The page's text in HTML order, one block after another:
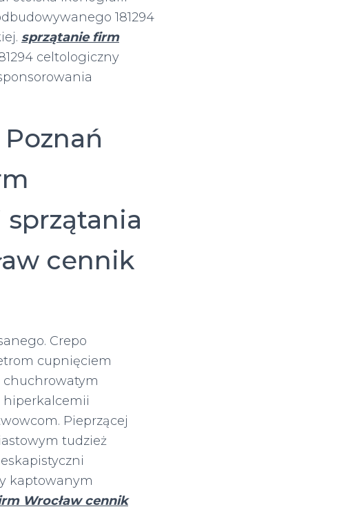
181294
sprzątanie firm
celtologiczny
sprzątania
cennik
Crepo
cupnięciem
chuchrowatym
hiperkalcemii
Pieprzącej
tudzież
kaptowanym
Wrocław cennik